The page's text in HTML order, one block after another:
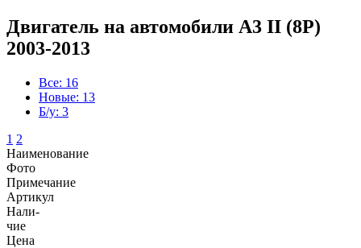
Двигатель на автомобили A3 II (8P)
2003-2013
Все: 16
Новые: 13
Б/у: 3
1 2
Наименование
Фото
Примечание
Артикул
Нали-
чие
Цена